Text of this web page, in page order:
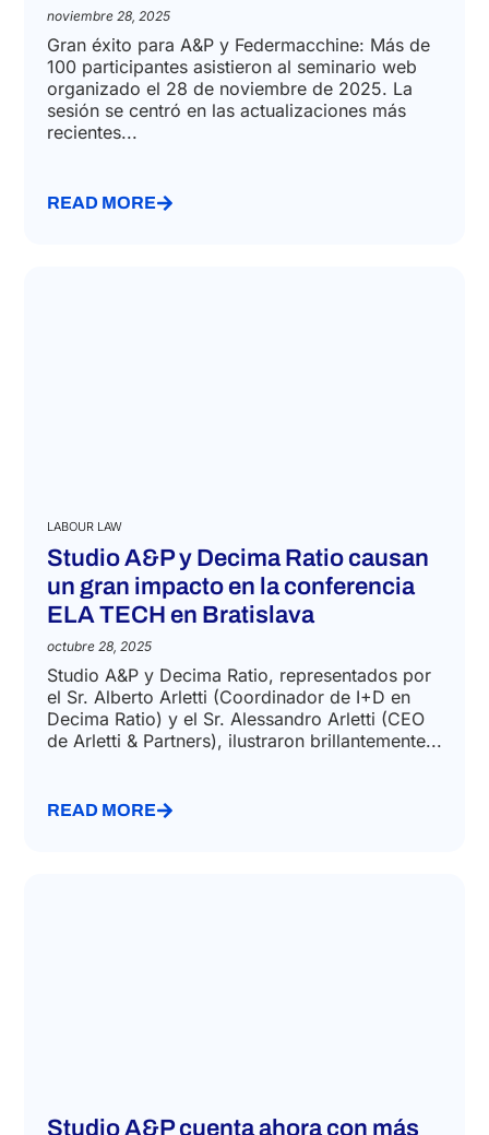
noviembre 28, 2025
Gran éxito para A&P y Federmacchine: Más de
100 participantes asistieron al seminario web
organizado el 28 de noviembre de 2025. La
sesión se centró en las actualizaciones más
recientes...
READ MORE
LABOUR LAW
Studio A&P y Decima Ratio causan
un gran impacto en la conferencia
ELA TECH en Bratislava
octubre 28, 2025
Studio A&P y Decima Ratio, representados por
el Sr. Alberto Arletti (Coordinador de I+D en
Decima Ratio) y el Sr. Alessandro Arletti (CEO
de Arletti & Partners), ilustraron brillantemente...
READ MORE
Studio A&P cuenta ahora con más